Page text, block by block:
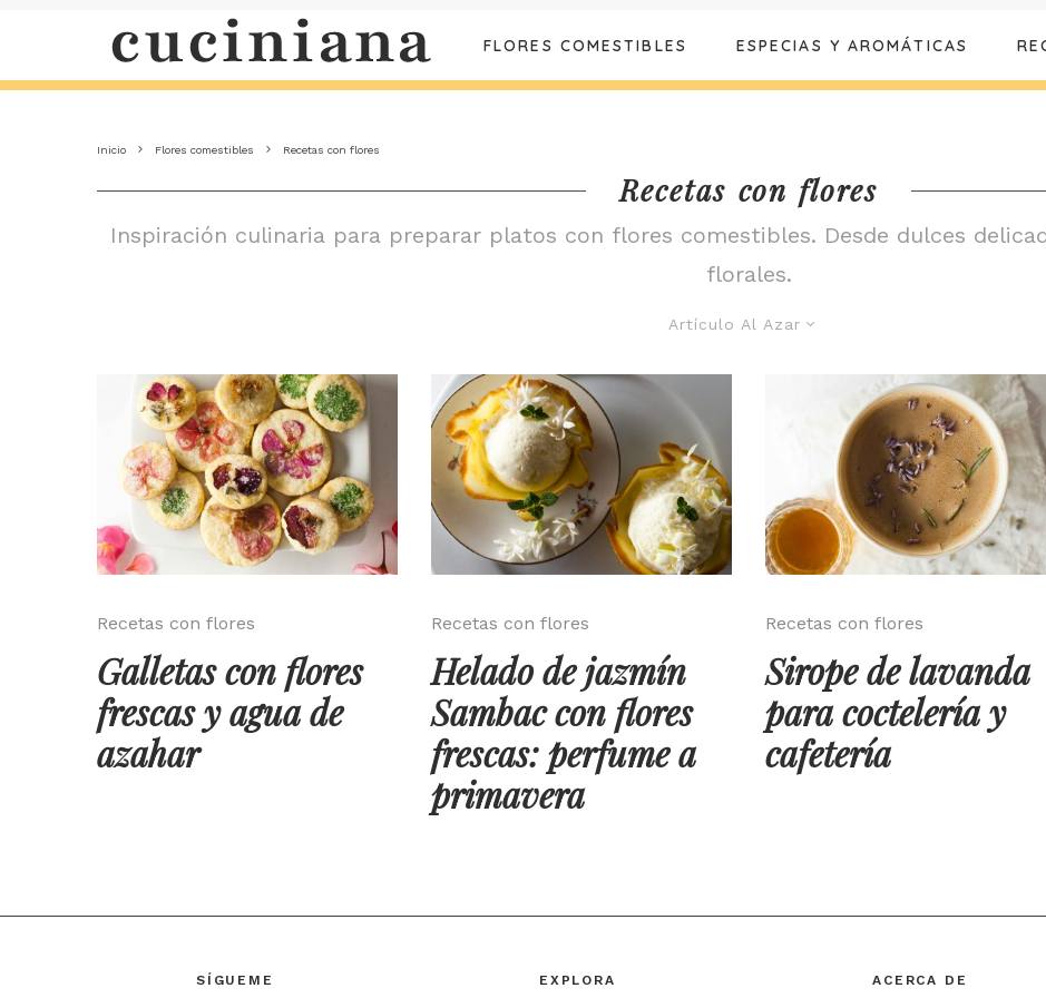
FLORES COMESTIBLES ESPECIAS Y AROMÁTICAS
Inicio Flores comestibles Recetas con flores
Recetas con flores
Inspiración culinaria para preparar platos con flores comestibles. Desde dulces
florales.
Artículo Al Azar
Recetas con flores
Galletas con flores
frescas y agua de
azahar
Recetas con flores
Helado de jazmín
Sambac con flores
frescas: perfume a
primavera
Recetas con flores
Sirope de lavanda
para coctelería y
cafetería
SÍGUEME EXPLORA ACERCA DE